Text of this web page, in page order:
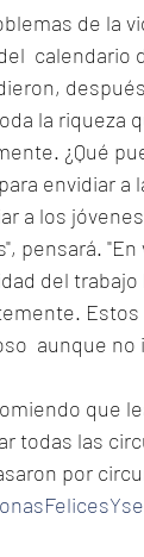
de la
calendario
la riqueza
¿Qué
envidiar a
a los
pensará.
del
aunque no
que
todas las
por